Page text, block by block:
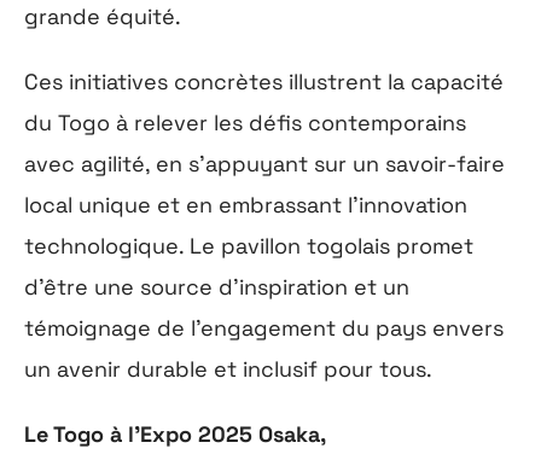
grande équité.
Ces initiatives concrètes illustrent la capacité
du Togo à relever les défis contemporains
avec agilité, en s’appuyant sur un savoir-faire
local unique et en embrassant l’innovation
technologique. Le pavillon togolais promet
d’être une source d’inspiration et un
témoignage de l’engagement du pays envers
un avenir durable et inclusif pour tous.
Le Togo à l’Expo 2025 Osaka,